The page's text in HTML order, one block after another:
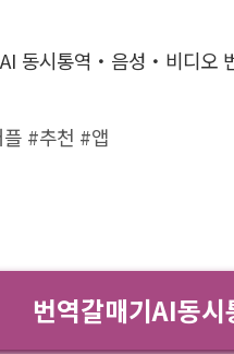
동시통역・음성・비디오
#추천 #앱
번역갈매기AI동